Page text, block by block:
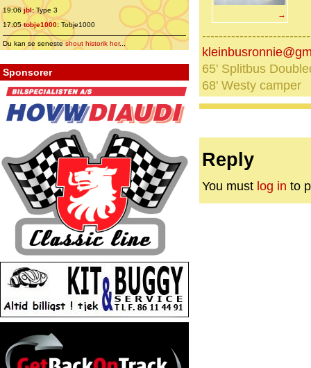
19:06jbl:Type 3
17:05tobje1000: Tobje1000
Du kan se senesteshout historik her...
Sponsorer
→
65' Splitbus
68' Westy camper
Reply
You must log in to